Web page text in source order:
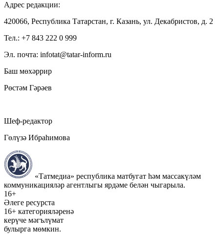
Адрес редакции:
420066, Республика Татарстан, г. Казань, ул. Декабристов, д. 2
Тел.: +7 843 222 0 999
Эл. почта: infotat@tatar-inform.ru
Баш мөхәррир
Рөстәм Гәрәев
Шеф-редактор
Гөлүзә Ибраһимова
«Татмедиа» республика матбугат һәм массакүләм
коммуникацияләр агентлыгы ярдәме белән чыгарыла.
16+
Әлеге ресурста
16+ категорияләренә
керүче мәгълүмат
булырга мөмкин.